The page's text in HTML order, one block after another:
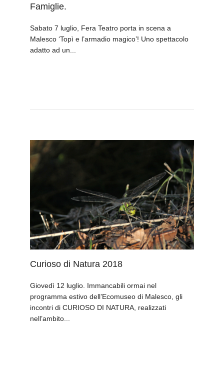
Famiglie.
Sabato 7 luglio, Fera Teatro porta in scena a
Malesco ‘Topì e l’armadio magico’! Uno spettacolo
adatto ad un...
Curioso di Natura 2018
Giovedì 12 luglio. Immancabili ormai nel
programma estivo dell’Ecomuseo di Malesco, gli
incontri di CURIOSO DI NATURA, realizzati
nell’ambito...